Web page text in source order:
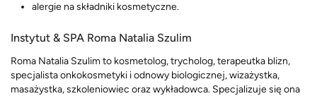
alergie na składniki kosmetyczne.
Instytut & SPA Roma Natalia Szulim
Roma Natalia Szulim to kosmetolog, trycholog, terapeutka blizn,
specjalista onkokosmetyki i odnowy biologicznej, wizażystka,
masażystka, szkoleniowiec oraz wykładowca. Specjalizuje się ona